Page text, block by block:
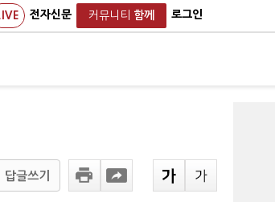
전자신문 커뮤니티 함께 로그인
답글쓰기